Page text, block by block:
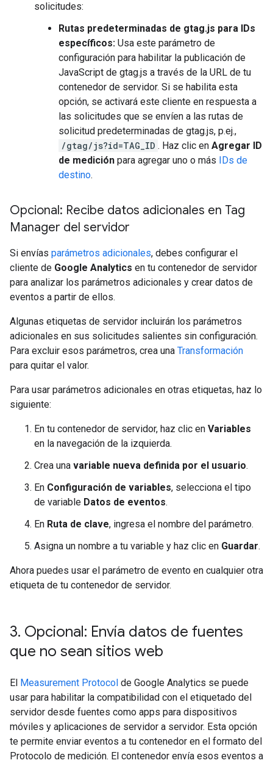
solicitudes:
Rutas predeterminadas de gtag.js para IDs
específicos: Usa este parámetro de
configuración para habilitar la publicación de
JavaScript de gtag.js a través de la URL de tu
contenedor de servidor. Si se habilita esta
opción, se activará este cliente en respuesta a
las solicitudes que se envíen a las rutas de
solicitud predeterminadas de gtag.js, p.ej.,
/gtag/js?id=TAG_ID . Haz clic en Agregar ID
de medición para agregar uno o más IDs de
destino.
Opcional: Recibe datos adicionales en Tag
Manager del servidor
Si envías parámetros adicionales, debes configurar el
cliente de Google Analytics en tu contenedor de servidor
para analizar los parámetros adicionales y crear datos de
eventos a partir de ellos.
Algunas etiquetas de servidor incluirán los parámetros
adicionales en sus solicitudes salientes sin configuración.
Para excluir esos parámetros, crea una Transformación
para quitar el valor.
Para usar parámetros adicionales en otras etiquetas, haz lo
siguiente:
En tu contenedor de servidor, haz clic en Variables
en la navegación de la izquierda.
Crea una variable nueva definida por el usuario.
En Configuración de variables, selecciona el tipo
de variable Datos de eventos.
En Ruta de clave, ingresa el nombre del parámetro.
Asigna un nombre a tu variable y haz clic en Guardar.
Ahora puedes usar el parámetro de evento en cualquier otra
etiqueta de tu contenedor de servidor.
3. Opcional: Envía datos de fuentes
que no sean sitios web
El Measurement Protocol de Google Analytics se puede
usar para habilitar la compatibilidad con el etiquetado del
servidor desde fuentes como apps para dispositivos
móviles y aplicaciones de servidor a servidor. Esta opción
te permite enviar eventos a tu contenedor en el formato del
Protocolo de medición. El contenedor envía esos eventos a